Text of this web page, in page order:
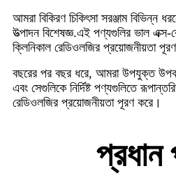
আমরা বিকিরণ চিকিৎসা সরঞ্জাম বিভিন্ন
উত্পাদন বিশেষজ্ঞ.এই পণ্যগুলির ভাল এক্স-
ক্লিনিকাল রেডিওলজির প্রয়োজনীয়তা
বছরের পর বছর ধরে, আমরা উপযুক্ত
এবং সেগুলিকে নির্দিষ্ট পণ্যগুলিতে
রেডিওলজির প্রয়োজনীয়তা পূরণ করে।
প্রধান